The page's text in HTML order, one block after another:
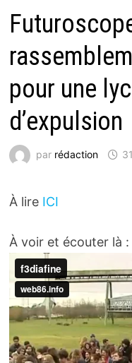
pour une
d’expulsion
par rédaction
À lire ICI
À voir et écouter là :